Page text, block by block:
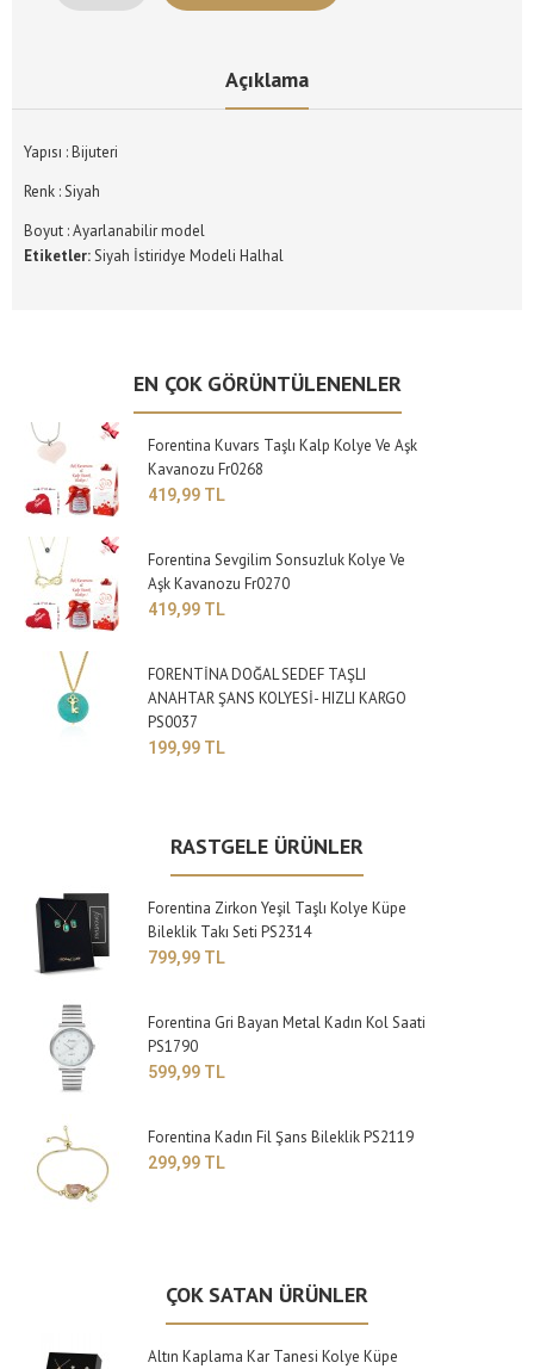
Açıklama
Yapısı : Bijuteri
Renk : Siyah
Boyut : Ayarlanabilir model
Etiketler:Siyah İstiridye Modeli Halhal
EN ÇOK GÖRÜNTÜLENENLER
Forentina Kuvars Taşlı Kalp Kolye Ve Aşk
Kavanozu Fr0268
419,99 TL
Forentina Sevgilim Sonsuzluk Kolye Ve
Aşk Kavanozu Fr0270
419,99 TL
FORENTİNA DOĞAL SEDEF TAŞLI
ANAHTAR ŞANS KOLYESİ- HIZLI KARGO
PS0037
199,99 TL
RASTGELE ÜRÜNLER
Forentina Zirkon Yeşil Taşlı Kolye Küpe
Bileklik Takı Seti PS2314
799,99 TL
Forentina Gri Bayan Metal Kadın Kol Saati
PS1790
599,99 TL
Forentina Kadın Fil Şans Bileklik PS2119
299,99 TL
ÇOK SATAN ÜRÜNLER
Altın Kaplama Kar Tanesi Kolye Küpe